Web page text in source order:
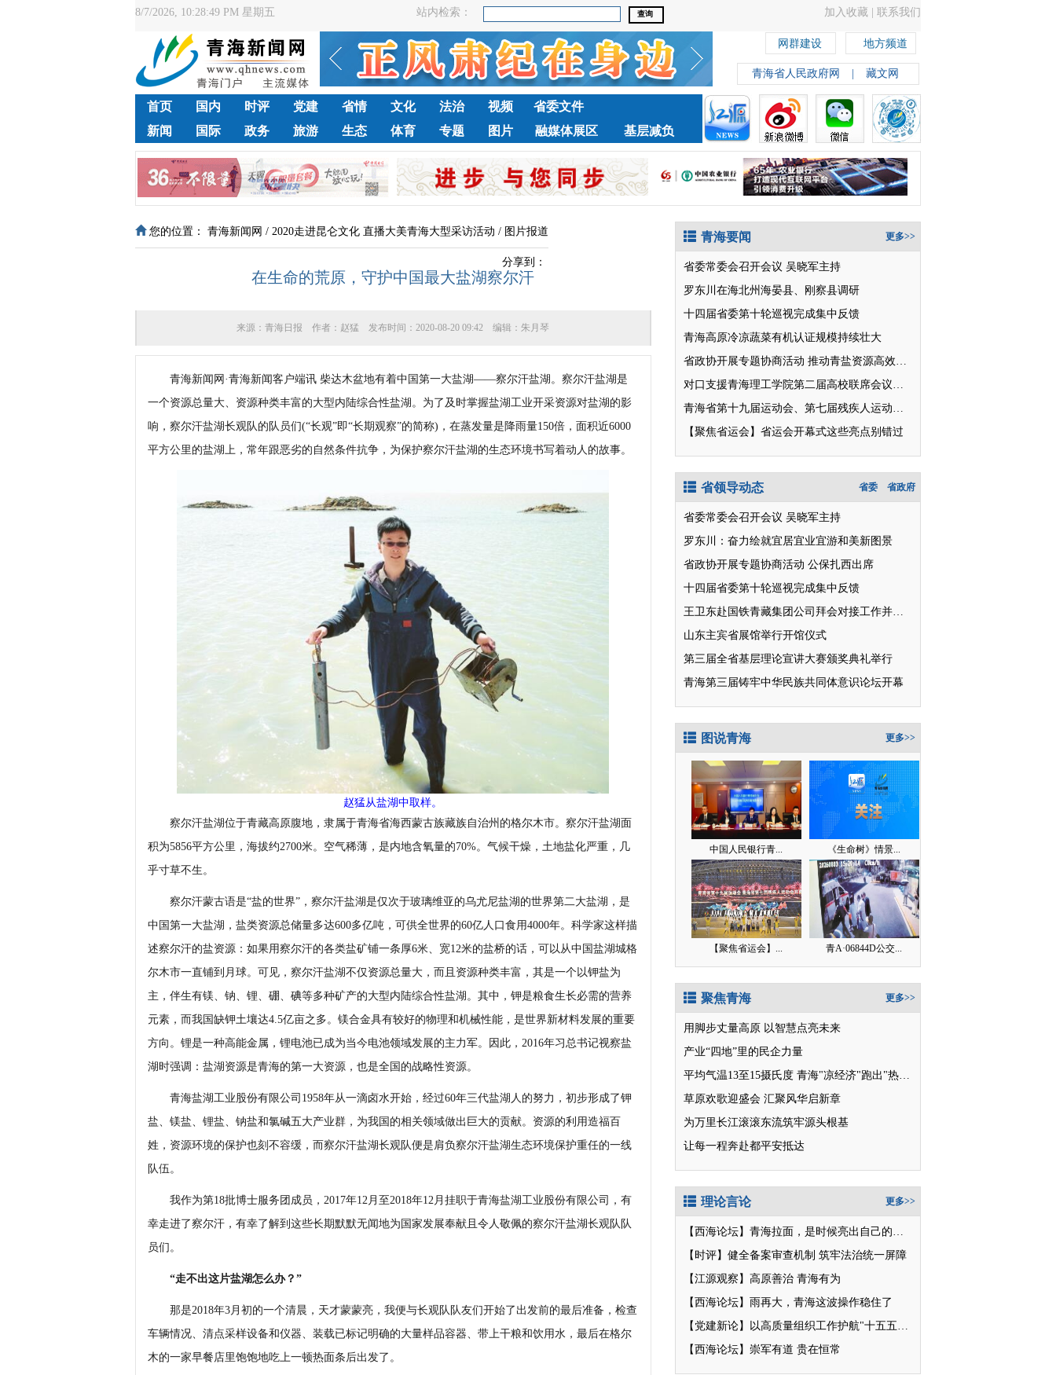
8/7/2026, 10:28:51 PM 星期五 站内检索： 加入收藏 联系我们
网群建设 地方频道
青海省人民政府网 藏文网
首页 国内 时评 党建 省情 文化 法治 视频
省委文件
新闻
国际 政务 旅游 生态 体育 专题 图片 融媒体展区 基层减负
您的位置： 青海新闻网 / 2020走进昆仑文化 直播大美青海大型采访活动 / 图片报道
分享到：
在生命的荒原，守护中国最大盐湖察尔汗
来源：青海日报 作者： 赵猛 发布时间：2020-08-20 09:42 编辑：朱月琴
青海新闻网·青海新闻客户端讯 柴达木盆地有着中国第一大盐湖——察尔汗盐湖。察尔汗盐湖是
一个资源总量大、资源种类丰富的大型内陆综合性盐湖。为了及时掌握盐湖工业开采资源对盐湖的影
响，察尔汗盐湖长观队的队员们(“长观”即“长期观察”的简称)，在蒸发量是降雨量150倍，面积近6000
平方公里的盐湖上，常年跟恶劣的自然条件抗争，为保护察尔汗盐湖的生态环境书写着动人的故事。
赵猛从盐湖中取样。
察尔汗盐湖位于青藏高原腹地，隶属于青海省海西蒙古族藏族自治州的格尔木市。察尔汗盐湖面
积为5856平方公里，海拔约2700米。空气稀薄，是内地含氧量的70%。气候干燥，土地盐化严重，几
乎寸草不生。
察尔汗蒙古语是“盐的世界”，察尔汗盐湖是仅次于玻璃维亚的乌尤尼盐湖的世界第二大盐湖，是
中国第一大盐湖，盐类资源总储量多达600多亿吨，可供全世界的60亿人口食用4000年。科学家这样描
述察尔汗的盐资源：如果用察尔汗的各类盐矿铺一条厚6米、宽12米的盐桥的话，可以从中国盐湖城格
尔木市一直铺到月球。可见，察尔汗盐湖不仅资源总量大，而且资源种类丰富，其是一个以钾盐为
主，伴生有镁、钠、锂、硼、碘等多种矿产的大型内陆综合性盐湖。其中，钾是粮食生长必需的营养
元素，而我国缺钾土壤达4.5亿亩之多。镁合金具有较好的物理和机械性能，是世界新材料发展的重要
方向。锂是一种高能金属，锂电池已成为当今电池领域发展的主力军。因此，2016年习总书记视察盐
湖时强调：盐湖资源是青海的第一大资源，也是全国的战略性资源。
青海盐湖工业股份有限公司1958年从一滴卤水开始，经过60年三代盐湖人的努力，初步形成了钾
盐、镁盐、锂盐、钠盐和氯碱五大产业群，为我国的相关领域做出巨大的贡献。资源的利用造福百
姓，资源环境的保护也刻不容缓，而察尔汗盐湖长观队便是肩负察尔汗盐湖生态环境保护重任的一线
队伍。
我作为第18批博士服务团成员，2017年12月至2018年12月挂职于青海盐湖工业股份有限公司，有
幸走进了察尔汗，有幸了解到这些长期默默无闻地为国家发展奉献且令人敬佩的察尔汗盐湖长观队队
员们。
“走不出这片盐湖怎么办？”
那是2018年3月初的一个清晨，天才蒙蒙亮，我便与长观队队友们开始了出发前的最后准备，检查
车辆情况、清点采样设备和仪器、装载已标记明确的大量样品容器、带上干粮和饮用水，最后在格尔
木的一家早餐店里饱饱地吃上一顿热面条后出发了。
青海要闻 更多>>
省委常委会召开会议 吴晓军主持
罗东川在海北州海晏县、刚察县调研
十四届省委第十轮巡视完成集中反馈
青海高原冷凉蔬菜有机认证规模持续壮大
省政协开展专题协商活动 推动青盐资源高效开发利用
对口支援青海理工学院第二届高校联席会议召开
青海省第十九届运动会、第七届残疾人运动会明日开幕
【聚焦省运会】省运会开幕式这些亮点别错过
省领导动态 省政府
省委
省委常委会召开会议 吴晓军主持
罗东川：奋力绘就宜居宜业宜游和美新图景
省政协开展专题协商活动 公保扎西出席
十四届省委第十轮巡视完成集中反馈
王卫东赴国铁青藏集团公司拜会对接工作并座谈
山东主宾省展馆举行开馆仪式
第三届全省基层理论宣讲大赛颁奖典礼举行
青海第三届铸牢中华民族共同体意识论坛开幕
图说青海 更多>>
中国人民银行青... 《生命树》情景...
【聚焦省运会】... 青A·06844D公交...
聚焦青海 更多>>
用脚步丈量高原 以智慧点亮未来
产业“四地”里的民企力量
平均气温13至15摄氏度 青海"凉经济"跑出"热消费"
草原欢歌迎盛会 汇聚风华启新章
为万里长江滚滚东流筑牢源头根基
让每一程奔赴都平安抵达
理论言论 更多>>
【西海论坛】青海拉面，是时候亮出自己的招牌了
【时评】健全备案审查机制 筑牢法治统一屏障
【江源观察】高原善治 青海有为
【西海论坛】雨再大，青海这波操作稳住了
【党建新论】以高质量组织工作护航"十五五"新征程
【西海论坛】崇军有道 贵在恒常